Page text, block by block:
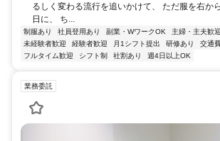
るしく変わる流行を追いかけて、 ただ服を右か
日に、 ち...
制服あり 社員登用あり 副業・WワークOK 主婦・主夫歓迎
未経験者歓迎
経験者歓迎 月1シフト提出 研修あり 交通
フルタイム歓迎
シフト制 社割あり 週4日以上OK
業務委託